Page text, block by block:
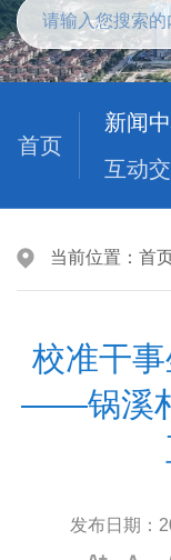
首页
新闻
互动
当前位置： 首
校准干
——锅溪
发布日期：